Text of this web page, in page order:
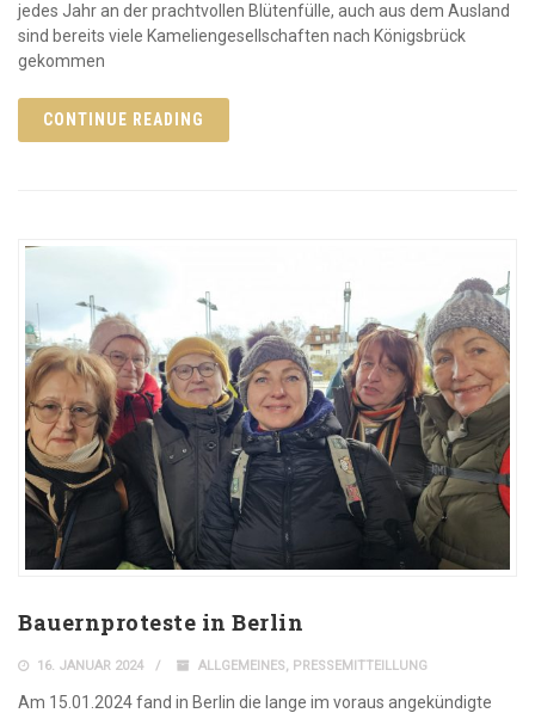
jedes Jahr an der prachtvollen Blütenfülle, auch aus dem Ausland
sind bereits viele Kameliengesellschaften nach Königsbrück
gekommen
CONTINUE READING
Bauernproteste in Berlin
16. JANUAR 2024 ALLGEMEINES, PRESSEMITTEILLUNG
Am 15.01.2024 fand in Berlin die lange im voraus angekündigte